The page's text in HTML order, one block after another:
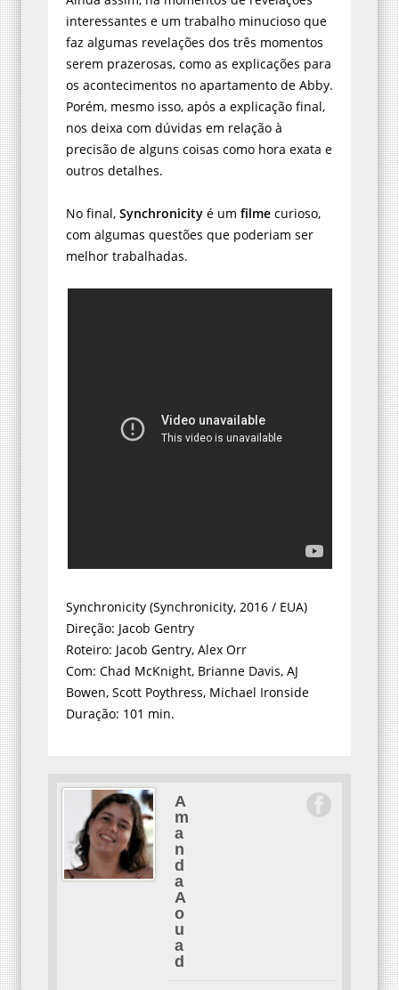
interessantes e um trabalho minucioso que
faz algumas revelações dos três momentos
serem prazerosas, como as explicações para
os acontecimentos no apartamento de Abby.
Porém, mesmo isso, após a explicação final,
nos deixa com dúvidas em relação à
precisão de alguns coisas como hora exata e
outros detalhes.
No final, Synchronicity é um filme curioso,
com algumas questões que poderiam ser
melhor trabalhadas.
Synchronicity (Synchronicity, 2016 / EUA)
Direção: Jacob Gentry
Roteiro: Jacob Gentry, Alex Orr
Com: Chad McKnight, Brianne Davis, AJ
Bowen, Scott Poythress, Michael Ironside
Duração: 101 min.
A
m
a
n
d
a
A
o
u
a
d